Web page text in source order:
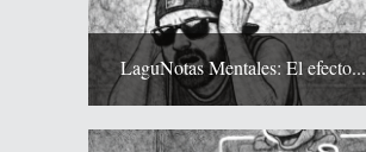
LaguNotas Mentales: El efecto...